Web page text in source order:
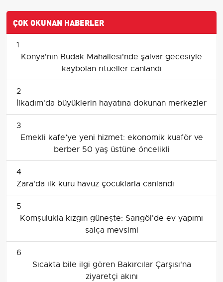
ÇOK OKUNAN HABERLER
1
Konya'nın Budak Mahallesi'nde şalvar gecesiyle
kaybolan ritüeller canlandı
2
İlkadım'da büyüklerin hayatına dokunan merkezler
3
Emekli kafe’ye yeni hizmet: ekonomik kuaför ve
berber 50 yaş üstüne öncelikli
4
Zara'da ilk kuru havuz çocuklarla canlandı
5
Komşulukla kızgın güneşte: Sarıgöl'de ev yapımı
salça mevsimi
6
Sıcakta bile ilgi gören Bakırcılar Çarşısı'na
ziyaretçi akını